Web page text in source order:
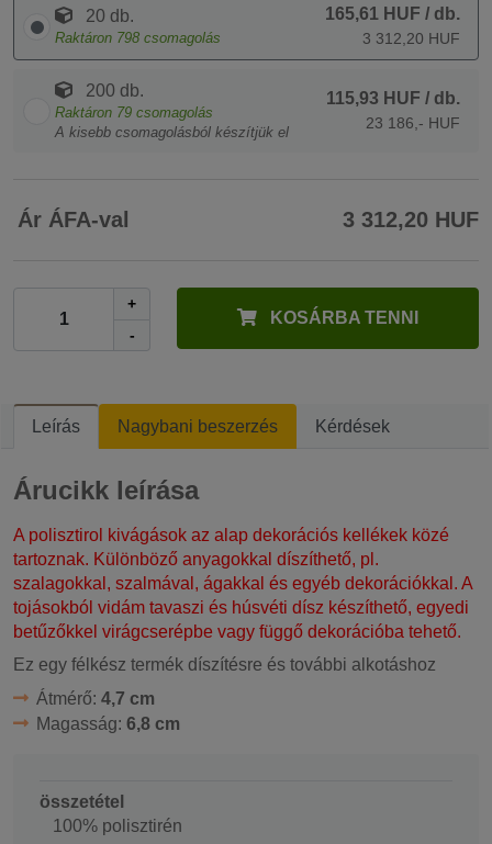
20 db.
Raktáron 798 csomagolás
165,61 HUF / db.
3 312,20 HUF
200 db.
Raktáron 79 csomagolás
A kisebb csomagolásból készítjük el
115,93 HUF / db.
23 186,- HUF
Ár ÁFA-val 3 312,20 HUF
+
-
KOSÁRBA TENNI
Leírás Nagybani beszerzés Kérdések
Árucikk leírása
A polisztirol kivágások az alap dekorációs kellékek közé
tartoznak. Különböző anyagokkal díszíthető, pl.
szalagokkal, szalmával, ágakkal és egyéb dekorációkkal. A
tojásokból vidám tavaszi és húsvéti dísz készíthető, egyedi
betűzőkkel virágcserépbe vagy függő dekorációba tehető.
Ez egy félkész termék díszítésre és további alkotáshoz
Átmérő: 4,7 cm
Magasság: 6,8 cm
összetétel
100% polisztirén